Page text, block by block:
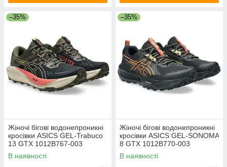
–35%
Жіночі бігові водонепроникні
кросівки ASICS GEL-Trabuco
13 GTX 1012B767-003
В наявності
–35%
Жіночі бігові водонепроникні
кросівки ASICS GEL-SONOMA
8 GTX 1012B770-003
В наявності